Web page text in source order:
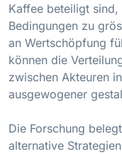
Kaffee beteiligt
Bedingungen zu
an Wertschöpfung
können die
zwischen Akteuren
ausgewogener
Die Forschung
alternative